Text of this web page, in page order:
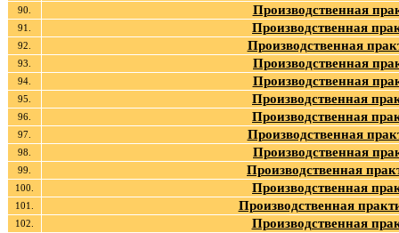
90. Производственная
91. Производственная
92. Производственная
93. Производственная
94. Производственная
95. Производственная
96. Производственная
97. Производственная
98. Производственная
99. Производственная
100. Производственная
101. Производственная
102. Производственная